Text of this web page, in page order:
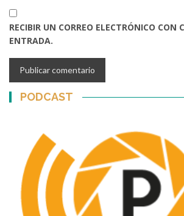
RECIBIR UN CORREO ELECTRÓNICO CON
ENTRADA.
PODCAST